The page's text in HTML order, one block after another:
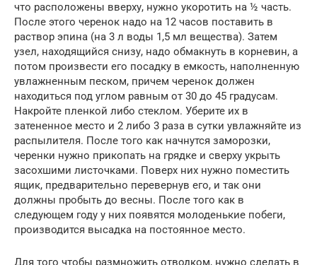
что расположены вверху, нужно укоротить на ½ часть.
После этого черенок надо на 12 часов поставить в
раствор эпина (на 3 л воды 1,5 мл вещества). Затем
узел, находящийся снизу, надо обмакнуть в корневин, а
потом произвести его посадку в емкость, наполненную
увлажненным песком, причем черенок должен
находиться под углом равным от 30 до 45 градусам.
Накройте пленкой либо стеклом. Уберите их в
затененное место и 2 либо 3 раза в сутки увлажняйте из
распылителя. После того как начнутся заморозки,
черенки нужно прикопать на грядке и сверху укрыть
засохшими листочками. Поверх них нужно поместить
ящик, предварительно перевернув его, и так они
должны пробыть до весны. После того как в
следующем году у них появятся молоденькие побеги,
производится высадка на постоянное место.
Для того чтобы размножить отводком, нужно сделать в